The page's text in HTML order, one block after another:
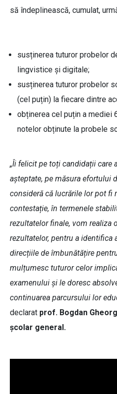
să îndeplinească, cumulat,
susținerea tuturor probelor
lingvistice și digitale;
susținerea tuturor probelor
(cel puțin) la fiecare dintre
obținerea cel puțin a mediei
notelor obținute la probele
„Îi felicit pe toți candidații care
așteptate, pe măsura efortului
consideră că lucrările lor pot fi
contestație, în termenele
rezultatelor finale, vom realiza
rezultatelor, pentru a identifica
direcțiile de îmbunătățire
mulțumesc tuturor celor
examenului și le doresc
continuarea parcursului lor
declarat prof. Bogdan
școlar general.